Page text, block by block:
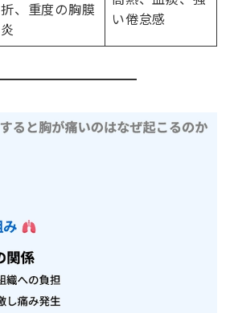
折、重度の胸膜
炎
い倦怠感